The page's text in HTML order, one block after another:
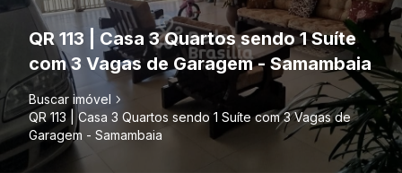
QR 113 | Casa 3 Quartos sendo 1 Suíte
com 3 Vagas de Garagem - Samambaia
Buscar imóvel
QR 113 | Casa 3 Quartos sendo 1 Suíte com 3 Vagas de
Garagem - Samambaia